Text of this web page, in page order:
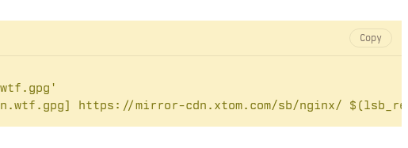
Copy
https://mirror-cdn.xtom.com/sb/nginx/